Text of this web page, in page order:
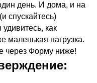
день. И дома, и на
спускайтесь)
как
маленькая нагрузка.
через Форму ниже!